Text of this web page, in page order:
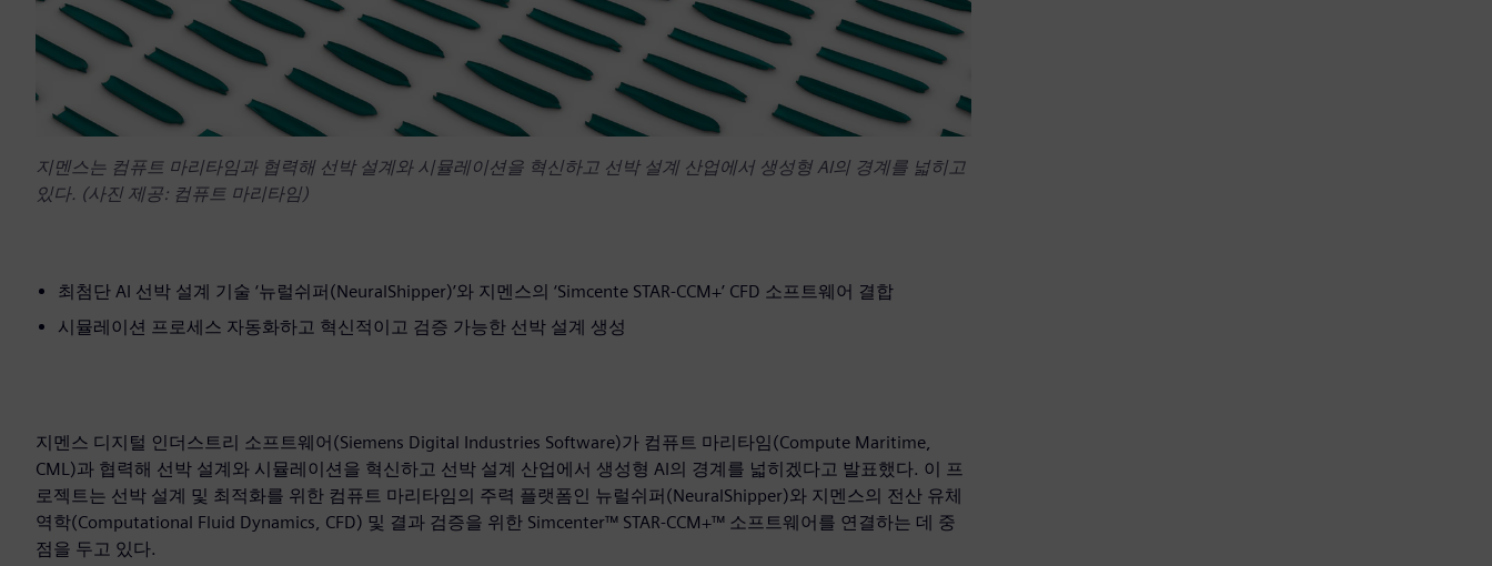
지멘스는 컴퓨트 마리타임과 협력해 선박 설계와 시뮬레이션을 혁신하고 선박 설계 산업에서 생성형 AI의 경계를 넓히고
있다. (사진 제공: 컴퓨트 마리타임)
최첨단 AI 선박 설계 기술 ‘뉴럴쉬퍼(NeuralShipper)’와 지멘스의 ‘Simcente STAR-CCM+’ CFD 소프트웨어 결합
시뮬레이션 프로세스 자동화하고 혁신적이고 검증 가능한 선박 설계 생성
지멘스 디지털 인더스트리 소프트웨어(Siemens Digital Industries Software)가 컴퓨트 마리타임(Compute Maritime,
CML)과 협력해 선박 설계와 시뮬레이션을 혁신하고 선박 설계 산업에서 생성형 AI의 경계를 넓히겠다고 발표했다. 이 프
로젝트는 선박 설계 및 최적화를 위한 컴퓨트 마리타임의 주력 플랫폼인 뉴럴쉬퍼(NeuralShipper)와 지멘스의 전산 유체
역학(Computational Fluid Dynamics, CFD) 및 결과 검증을 위한 Simcenter™ STAR-CCM+™ 소프트웨어를 연결하는 데 중
점을 두고 있다.